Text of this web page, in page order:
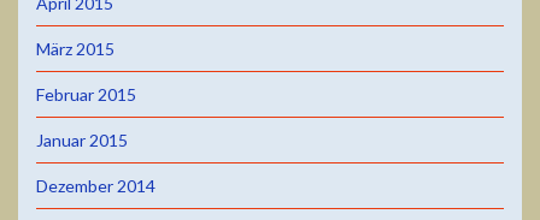
März 2015
Februar 2015
Januar 2015
Dezember 2014